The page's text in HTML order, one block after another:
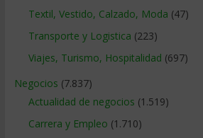
Textil, Vestido, Calzado, Moda (47)
Transporte y Logistica (223)
Viajes, Turismo, Hospitalidad (697)
Negocios (7.837)
Actualidad de negocios (1.519)
Carrera y Empleo (1.710)